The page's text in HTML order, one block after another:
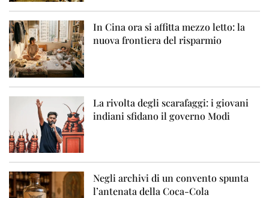
In Cina ora si affitta mezzo letto: la
nuova frontiera del risparmio
La rivolta degli scarafaggi: i giovani
indiani sfidano il governo Modi
Negli archivi di un convento spunta
l’antenata della Coca-Cola